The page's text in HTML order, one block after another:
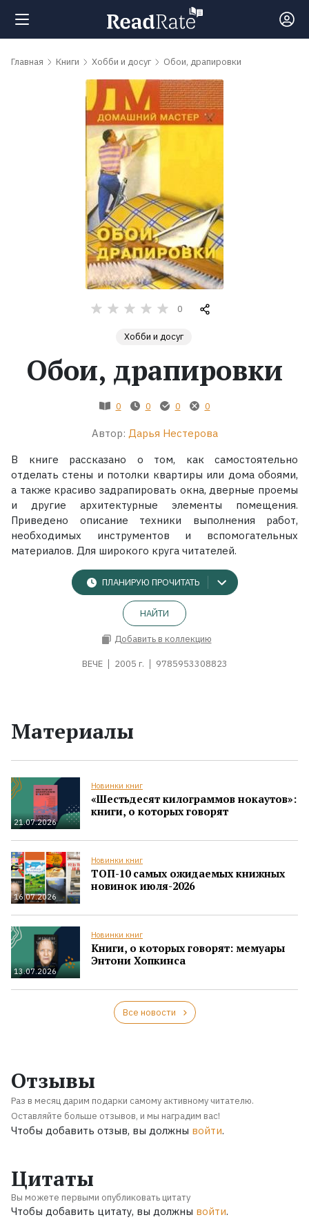
Поиск
обсуждаемые
Серии
Экранизации
Коллекции
Главная Книги Хобби и досуг Обои, драпировки
0
Хобби и досуг
Обои, драпировки
0 0 0 0
Автор: Дарья Нестерова
В книге рассказано о том, как самостоятельно
отделать стены и потолки квартиры или дома обоями,
а также красиво задрапировать окна, дверные проемы
и другие архитектурные элементы помещения.
Приведено описание техники выполнения работ,
необходимых инструментов и вспомогательных
материалов. Для широкого круга читателей.
ПЛАНИРУЮ ПРОЧИТАТЬ
НАЙТИ
Добавить в коллекцию
ВЕЧЕ 2005 г. 9785953308823
Материалы
21.07.2026
Новинки книг
«Шестьдесят килограммов нокаутов»:
книги, о которых говорят
16.07.2026
Новинки книг
ТОП-10 самых ожидаемых книжных
новинок июля-2026
13.07.2026
Новинки книг
Книги, о которых говорят: мемуары
Энтони Хопкинса
Все новости
Отзывы
Раз в месяц дарим подарки самому активному читателю.
Оставляйте больше отзывов, и мы наградим вас!
Чтобы добавить отзыв, вы должны войти.
Цитаты
Вы можете первыми опубликовать цитату
Чтобы добавить цитату, вы должны войти.